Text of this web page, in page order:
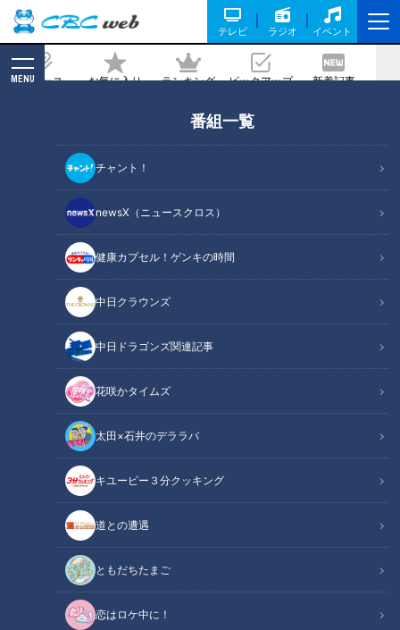
テレビ ラジオ イベント
ニュース お気に入り ランキング ピックアップ 新着記事
MENU
番組一覧
チャント！
newsX（ニュースクロス）
健康カプセル！ゲンキの時間
中日クラウンズ
中日ドラゴンズ関連記事
花咲かタイムズ
太田×石井のデララバ
キユーピー３分クッキング
道との遭遇
ともだちたまご
恋はロケ中に！
腐とは？「焼肉きんぐ」の埋もれメニュ
ーを調査！店長オススメの「きんぐ塩タ
ン」の焼き方は必見
記事に戻る
CBCテレビ「チャント！」
この記事の画像（全5枚）